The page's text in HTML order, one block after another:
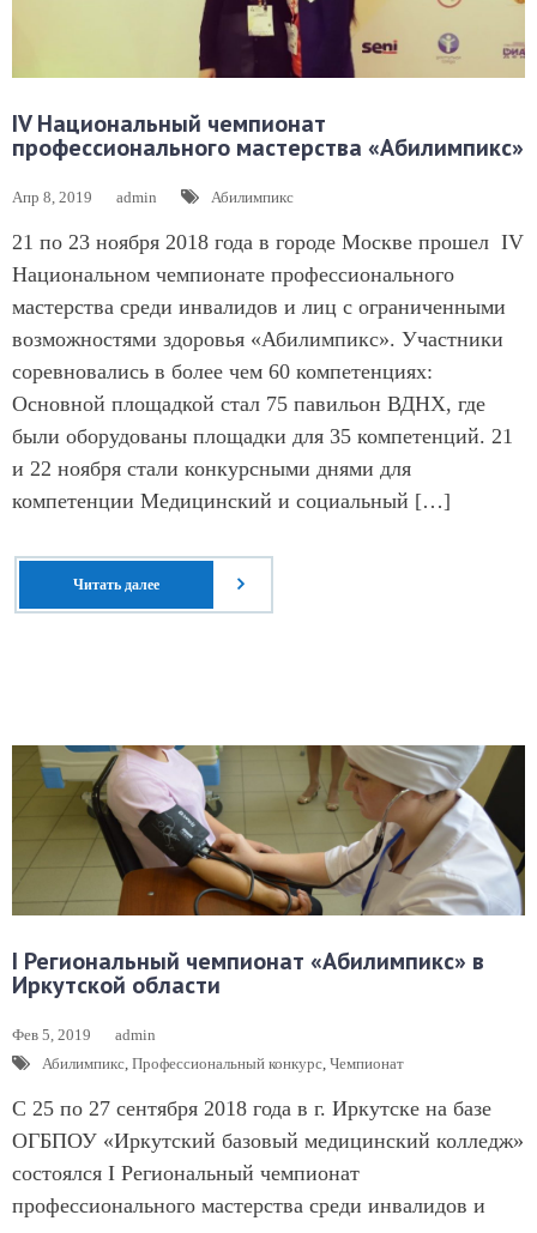
IV Национальный чемпионат
профессионального мастерства «Абилимпикс»
Апр 8, 2019 admin Абилимпикс
21 по 23 ноября 2018 года в городе Москве прошел IV
Национальном чемпионате профессионального
мастерства среди инвалидов и лиц с ограниченными
возможностями здоровья «Абилимпикс». Участники
соревновались в более чем 60 компетенциях:
Основной площадкой стал 75 павильон ВДНХ, где
были оборудованы площадки для 35 компетенций. 21
и 22 ноября стали конкурсными днями для
компетенции Медицинский и социальный […]
Читать далее
I Региональный чемпионат «Абилимпикс» в
Иркутской области
Фев 5, 2019
admin
Абилимпикс, Профессиональный конкурс, Чемпионат
С 25 по 27 сентября 2018 года в г. Иркутске на базе
ОГБПОУ «Иркутский базовый медицинский колледж»
состоялся I Региональный чемпионат
профессионального мастерства среди инвалидов и